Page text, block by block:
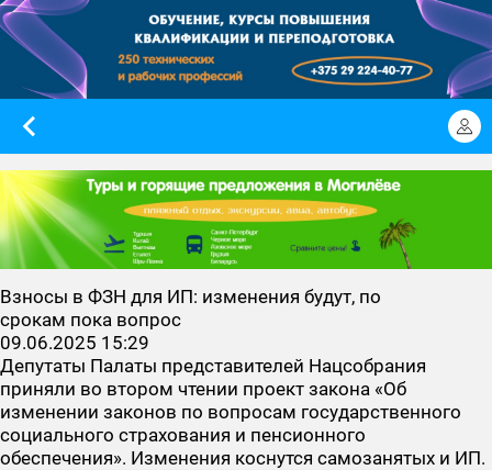
Взносы в ФЗН для ИП: изменения будут, по
срокам пока вопрос
09.06.2025 15:29
Депутаты Палаты представителей Нацсобрания
приняли во втором чтении проект закона «Об
изменении законов по вопросам государственного
социального страхования и пенсионного
обеспечения». Изменения коснутся самозанятых и ИП.